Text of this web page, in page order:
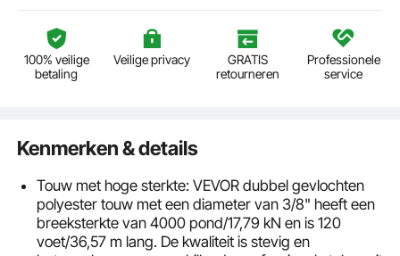
100% veilige
betaling
Veilige privacy
GRATIS
retourneren
Professionele
service
Kenmerken & details
Touw met hoge sterkte: VEVOR dubbel gevlochten
polyester touw met een diameter van 3/8" heeft een
breeksterkte van 4000 pond/17,79 kN en is 120
voet/36,57 m lang. De kwaliteit is stevig en